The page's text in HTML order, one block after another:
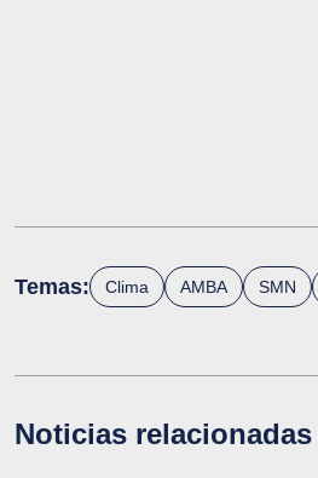
Temas: Clima AMBA SMN
Noticias relacionadas